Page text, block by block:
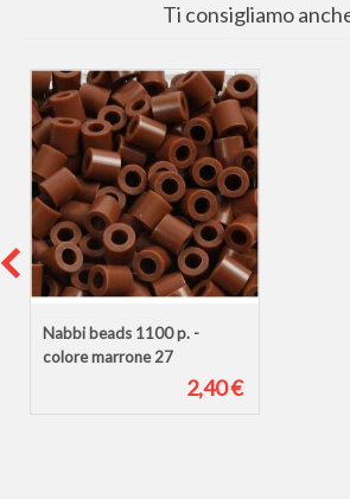
Ti consigliamo
Nabbi beads 1100 p. -
colore marrone 27
2,40 €